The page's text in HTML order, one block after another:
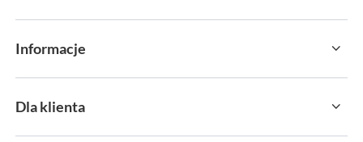
Informacje
Dla klienta